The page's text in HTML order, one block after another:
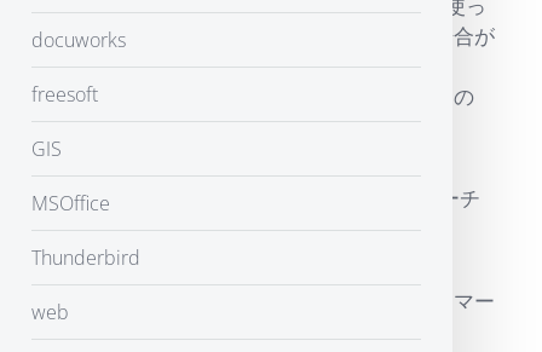
てマージ等を行うと、表記のエラーが出る場合が
ありました。
言われたとおりトポロジが正しくないようなの
で、ジオメトリの修正を行います。
Arc Toolboxから、データ管理ツール＞フィーチ
ャ＞ジオメトリの修正
これで、正常な？シェープファイルになり、マー
docuworks
freesoft
GIS
MSOffice
Thunderbird
web